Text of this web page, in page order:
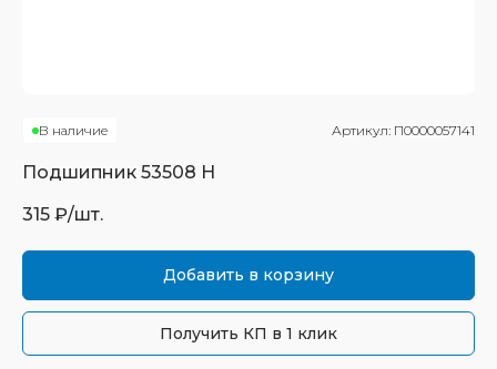
В наличие Артикул: П0000057141
Подшипник 53508 Н
315 ₽/шт.
Добавить в корзину
Получить КП в 1 клик